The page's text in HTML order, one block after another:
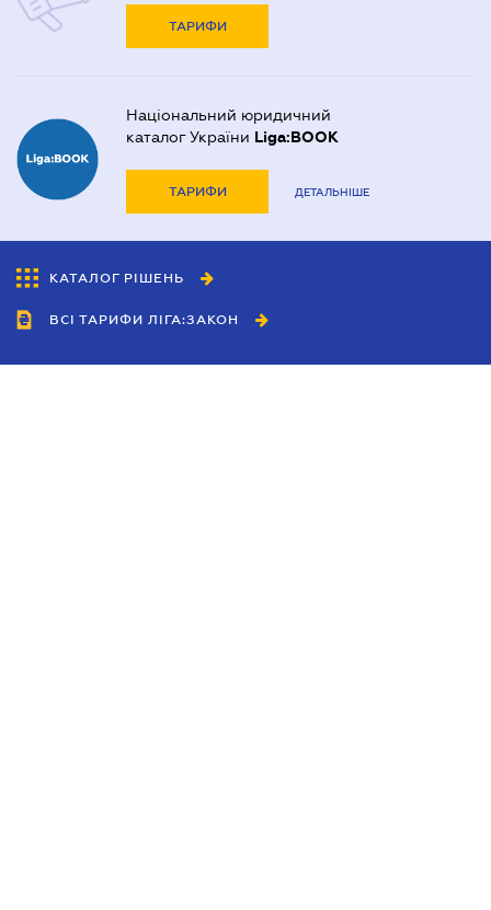
ТАРИФИ
Національний юридичний
каталог України Liga:BOOK
ТАРИФИ ДЕТАЛЬНІШЕ
КАТАЛОГ РІШЕНЬ
ВСІ ТАРИФИ ЛІГА:ЗАКОН